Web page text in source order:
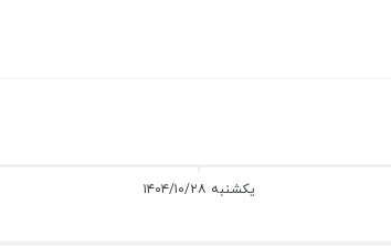
یکشنبه ۱۴۰۴/۱۰/۲۸